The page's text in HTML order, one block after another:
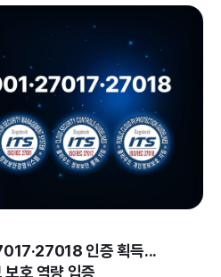
인증 획득...
호 역량 입증